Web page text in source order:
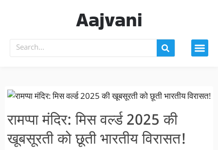
Aajvani
रामप्पा मंदिर: मिस वर्ल्ड 2025 की
खूबसूरती को छूती भारतीय विरासत!